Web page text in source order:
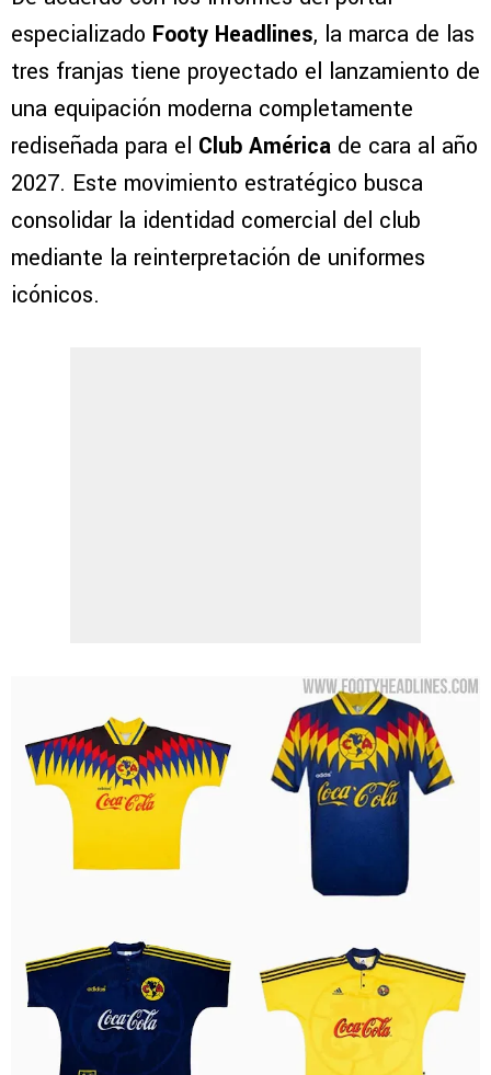
especializado Footy Headlines, la marca de las
tres franjas tiene proyectado el lanzamiento de
una equipación moderna completamente
rediseñada para el Club América de cara al año
2027. Este movimiento estratégico busca
consolidar la identidad comercial del club
mediante la reinterpretación de uniformes
icónicos.